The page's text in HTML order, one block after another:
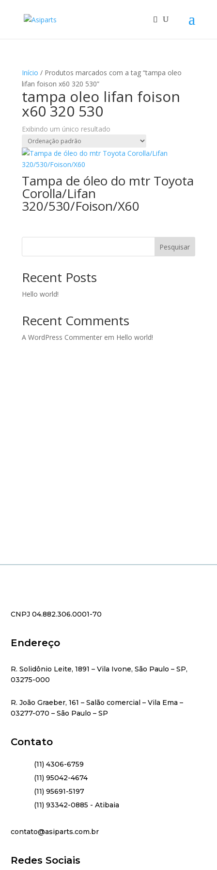
Início / Produtos marcados com a tag “tampa oleo
lifan foison x60 320 530”
tampa oleo lifan foison
x60 320 530
Exibindo um único resultado
Tampa de óleo do mtr Toyota
Corolla/Lifan
320/530/Foison/X60
Pesquisar
Recent Posts
Hello world!
Recent Comments
A WordPress Commenterem Hello world!
CNPJ 04.882.306.0001-70
Endereço
R. Solidônio Leite, 1891 – Vila Ivone, São Paulo – SP,
03275-000
R. João Graeber, 161 – Salão comercial – Vila Ema –
03277-070 – São Paulo – SP
Contato
(11) 4306-6759
(11) 95042-4674
(11) 95691-5197
(11) 93342-0885 - Atibaia
contato@asiparts.com.br
Redes Sociais